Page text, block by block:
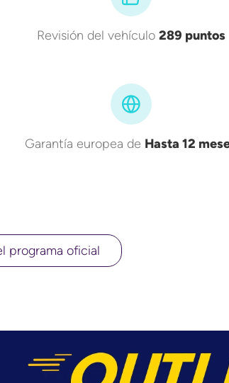
Revisión del vehículo 289 puntos
Garantía europea de Hasta 12
programa oficial